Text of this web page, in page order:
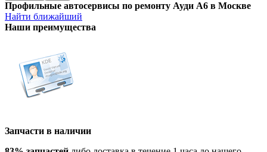
Профильные автосервисы по ремонту Ауди А6 в Москве
Найти ближайший
Наши преимущества
Запчасти в наличии